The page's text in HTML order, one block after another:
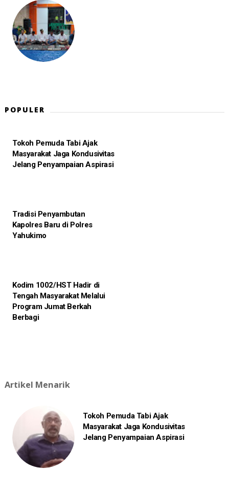
POPULER
Tokoh Pemuda Tabi Ajak
Masyarakat Jaga Kondusivitas
Jelang Penyampaian Aspirasi
Tradisi Penyambutan
Kapolres Baru di Polres
Yahukimo
Kodim 1002/HST Hadir di
Tengah Masyarakat Melalui
Program Jumat Berkah
Berbagi
Artikel Menarik
Tokoh Pemuda Tabi Ajak
Masyarakat Jaga Kondusivitas
Jelang Penyampaian Aspirasi